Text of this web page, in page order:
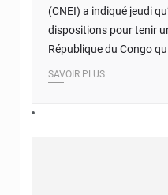
(CNEI) a indiqué jeudi
dispositions pour tenir
République du Congo
SAVOIR PLUS